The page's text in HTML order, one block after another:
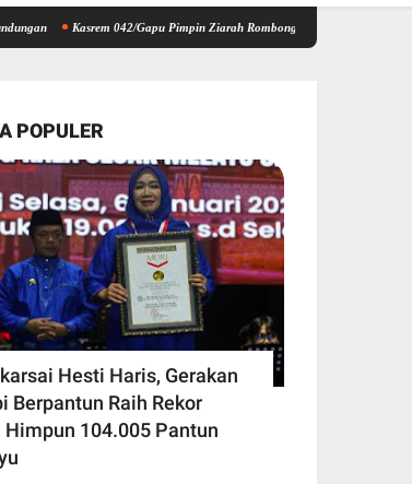
Kasrem 042/Gapu Pimpin Ziarah Rombongan HUT Kodam XX/Tuanku
POPULER
Hesti Haris, Gerakan
Berpantun Raih Rekor
Himpun 104.005 Pantun